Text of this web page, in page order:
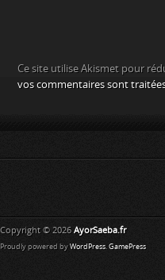
Ce site utilise Akismet pour
vos commentaires sont
Copyright © 2026 AyorSaeba.fr
Proudly powered by WordPress. GamePress